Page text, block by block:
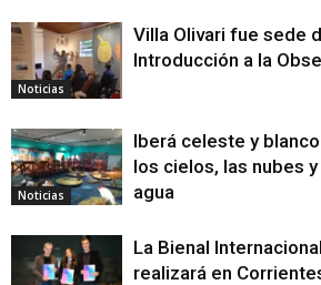
Noticias
Villa Olivari fue sede
Introducción a la
Noticias
Iberá celeste y
los cielos, las nubes
agua
La Bienal
realizará en